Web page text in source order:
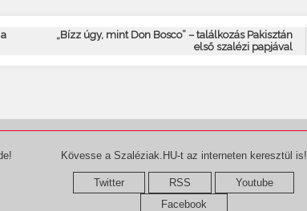
„Bízz úgy, mint Don Bosco” – találkozás Pakisztán
első szalézi papjával
Kövesse a Szaléziak.HU-t az interneten keresztül is!
Twitter RSS
Youtube
Facebook